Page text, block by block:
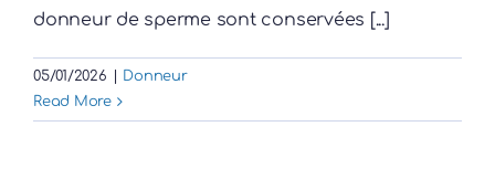
donneur de sperme sont conservées [...]
05/01/2026
Donneur
Read More